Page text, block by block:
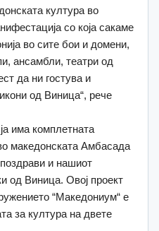
култура во
со која сакаме
во сите бои и домени,
ансамбли, театри од
да ни гостува и
од Виница“, рече
има комплетната
македонската Амбасада
и нашиот
од Виница. Овој проект
“Македониум“ е
за култура на двете